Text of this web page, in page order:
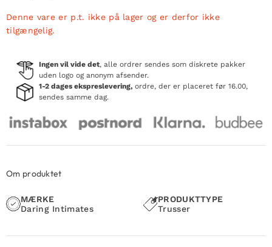
Denne vare er p.t. ikke på lager og er derfor ikke
tilgængelig.
Ingen vil vide det, alle ordrer sendes som diskrete pakker
uden logo og anonym afsender.
1-2 dages ekspreslevering, ordre, der er placeret før 16.00,
sendes samme dag.
Om produktet
MÆRKE
Daring Intimates
PRODUKTTYPE
Trusser